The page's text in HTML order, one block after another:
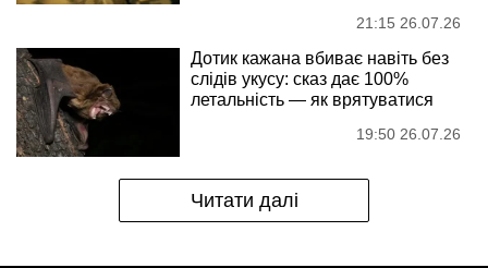
21:15 26.07.26
Дотик кажана вбиває навіть без
слідів укусу: сказ дає 100%
летальність — як врятуватися
19:50 26.07.26
Читати далі